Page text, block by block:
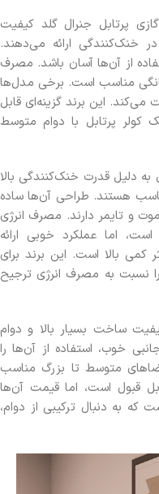
پرتابل جنرال گلد کیفیت
خنک‌کنندگی ارائه می‌دهند.
از آن‌ها آسان باشد. مصرف
مناسب است. برخی مدل‌ها
این برند گزینه‌ای قابل
کولر پرتابل با دوام متوسط
به دلیل قدرت خنک‌کنندگی بالا
هستند. طراحی آن‌ها ساده
و تایمر دارند. مصرف انرژی
اما عملکرد خوبی ارائه
بالا است. این برند برای
نسبت به مصرف انرژی ترجیح
ساخت بسیار بالا و دوام
خوب، استفاده از آن‌ها را
متوسط تا بزرگ مناسب
قبول است، اما قیمت آن‌ها
به دنبال ترکیبی از دوام،